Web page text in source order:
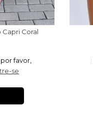
Coral
favor,
se